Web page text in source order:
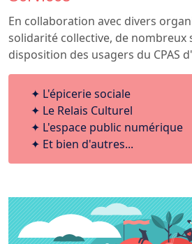
En collaboration avec divers
solidarité collective, de nombreux
disposition des usagers du CPAS
L'épicerie sociale
Le Relais Culturel
L'espace public numérique
Et bien d'autres...